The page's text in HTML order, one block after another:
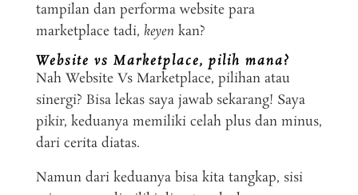
tampilan dan performa website para
marketplace tadi, keyenkan?
Website vs Marketplace, pilih mana?
Nah Website Vs Marketplace, pilihan atau
sinergi? Bisa lekas saya jawab sekarang! Saya
pikir, keduanya memiliki celah plus dan minus,
dari cerita diatas.
Namun dari keduanya bisa kita tangkap, sisi